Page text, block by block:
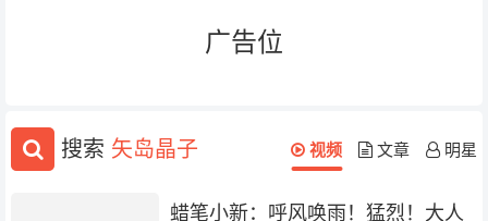
广告位
搜索 矢岛晶子 视频 文章 明星
蜡笔小新：呼风唤雨！猛烈！大人